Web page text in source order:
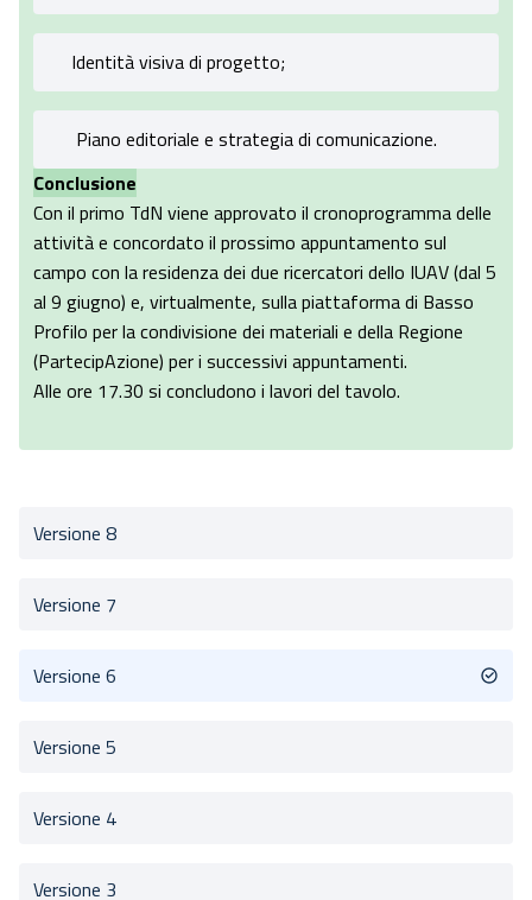
Identità visiva di progetto;
Piano editoriale e strategia di comunicazione.
Conclusione
Con il primo TdN viene approvato il cronoprogramma delle
attività e concordato il prossimo appuntamento sul
campo con la residenza dei due ricercatori dello IUAV (dal 5
al 9 giugno) e, virtualmente, sulla piattaforma di Basso
Profilo per la condivisione dei materiali e della Regione
(PartecipAzione) per i successivi appuntamenti.
Alle ore 17.30 si concludono i lavori del tavolo.
Versione 8
Versione 7
Versione 6
Versione 5
Versione 4
Versione 3